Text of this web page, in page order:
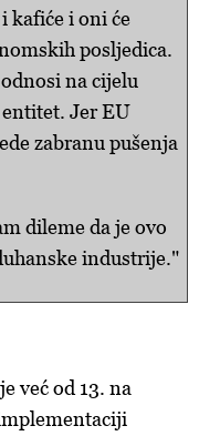
kafiće i oni će
posljedica.
na cijelu
Jer EU
zabranu pušenja
dileme da je ovo
industrije."
već od 13. na